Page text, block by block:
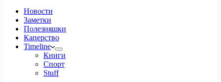
Новости
Заметки
Полезняшки
Каперство
Timeline
Книги
Спорт
Stuff